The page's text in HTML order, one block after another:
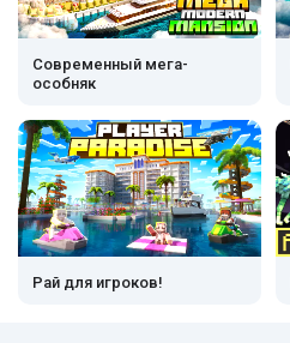
Современный мега-
особняк
Рай для игроков!